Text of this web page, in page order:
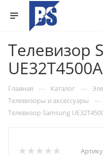
Телевизор
Главная — Каталог —
Телевизоры и аксессуары —
Телевизор Samsung